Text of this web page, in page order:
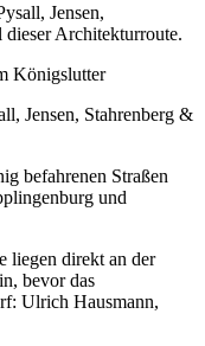
Jensen,
dieser Architekturroute.
Königslutter
Jensen, Stahrenberg &
befahrenen Straßen
und
liegen direkt an der
bevor das
Ulrich Hausmann,